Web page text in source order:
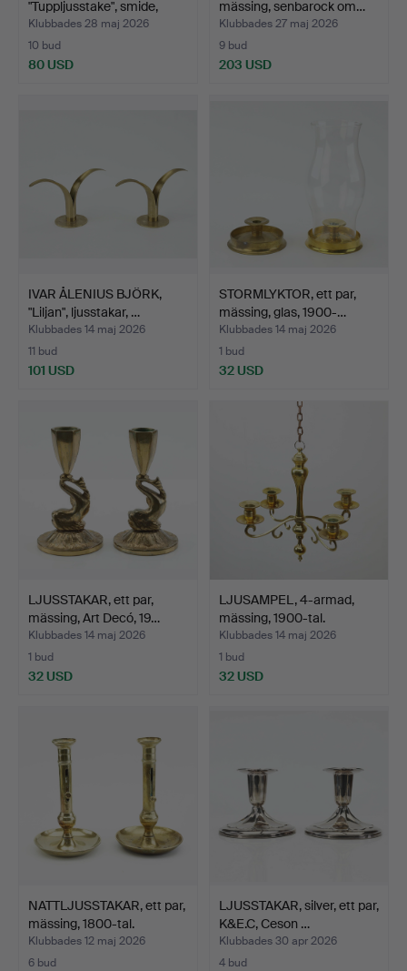
"Tuppljusstake", smide,
1900-ta…
Klubbades 28 maj 2026
10 bud
80 USD
mässing, senbarock om…
Klubbades 27 maj 2026
9 bud
203 USD
IVAR ÅLENIUS BJÖRK,
"Liljan", ljusstakar, …
Klubbades 14 maj 2026
11 bud
101 USD
STORMLYKTOR, ett par,
mässing, glas, 1900-…
Klubbades 14 maj 2026
1 bud
32 USD
LJUSSTAKAR, ett par,
mässing, Art Decó, 19…
Klubbades 14 maj 2026
1 bud
32 USD
LJUSAMPEL, 4-armad,
mässing, 1900-tal.
Klubbades 14 maj 2026
1 bud
32 USD
NATTLJUSSTAKAR, ett par,
mässing, 1800-tal.
Klubbades 12 maj 2026
6 bud
LJUSSTAKAR, silver, ett par,
K&E.C, Ceson …
Klubbades 30 apr 2026
4 bud